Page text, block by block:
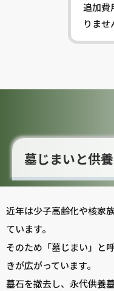
追加費
りませ
墓じまいと供
近年は少子高齢化や核家
ています。
そのため「墓じまい」と
きが広がっています。
墓石を撤去し、永代供養